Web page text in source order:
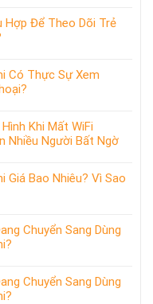
Hợp Để Theo Dõi Trẻ
Có Thực Sự Xem
Khi Mất WiFi
Nhiều Người Bất Ngờ
Giá Bao Nhiêu? Vì Sao
Chuyển Sang Dùng
Chuyển Sang Dùng